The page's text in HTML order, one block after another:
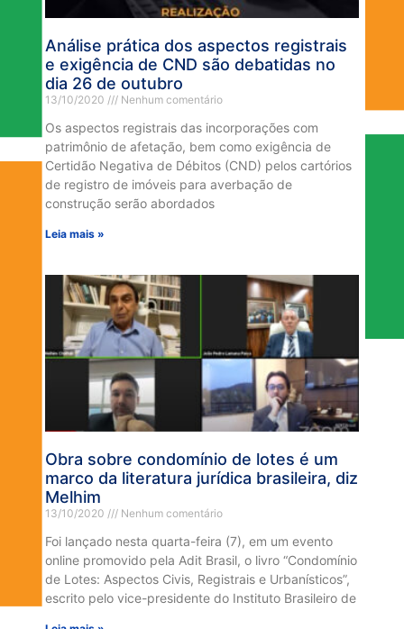
Análise prática dos aspectos registrais
e exigência de CND são debatidas no
dia 26 de outubro
13/10/2020 Nenhum comentário
Os aspectos registrais das incorporações com
patrimônio de afetação, bem como exigência de
Certidão Negativa de Débitos (CND) pelos cartórios
de registro de imóveis para averbação de
construção serão abordados
Leia mais »
Obra sobre condomínio de lotes é um
marco da literatura jurídica brasileira, diz
Melhim
13/10/2020 Nenhum comentário
Foi lançado nesta quarta-feira (7), em um evento
online promovido pela Adit Brasil, o livro “Condomínio
de Lotes: Aspectos Civis, Registrais e Urbanísticos”,
escrito pelo vice-presidente do Instituto Brasileiro de